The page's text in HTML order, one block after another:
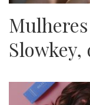
Slowkey,